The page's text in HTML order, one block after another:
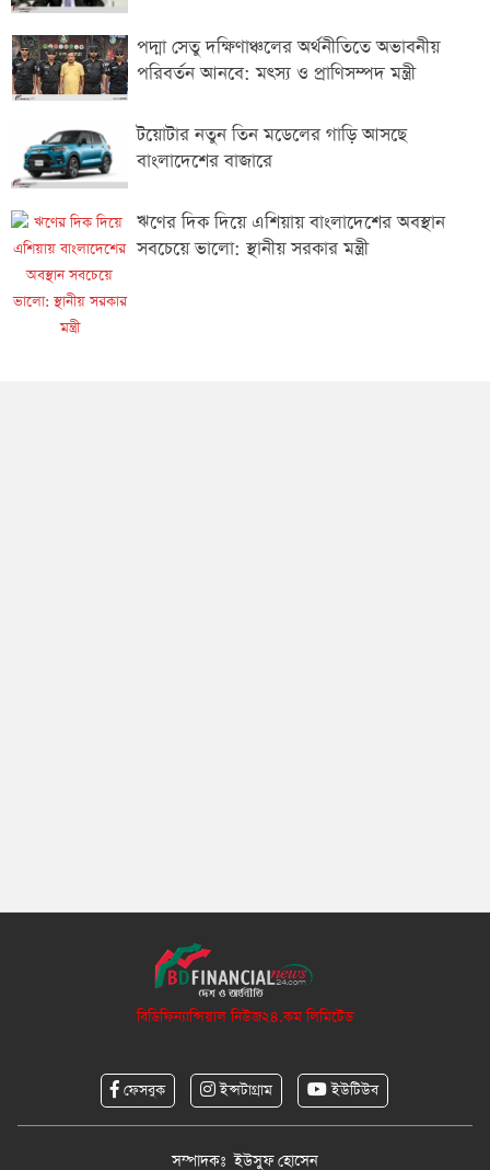
পদ্মা সেতু দক্ষিণাঞ্চলের অর্থনীতিতে অভাবনীয়
পরিবর্তন আনবে: মৎস্য ও প্রাণিসম্পদ মন্ত্রী
টয়োটার নতুন তিন মডেলের গাড়ি আসছে
বাংলাদেশের বাজারে
ঋণের দিক দিয়ে এশিয়ায় বাংলাদেশের অবস্থান
সবচেয়ে ভালো: স্থানীয় সরকার মন্ত্রী
বিডিফিন্যান্সিয়াল নিউজ২৪.কম লিমিটেড
ফেসবুক ইন্সটাগ্রাম ইউটিউব
সম্পাদকঃ ইউসুফ হোসেন